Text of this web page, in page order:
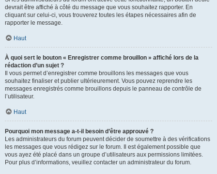
devrait être affiché à côté du message que vous souhaitez rapporter. En
cliquant sur celui-ci, vous trouverez toutes les étapes nécessaires afin de
rapporter le message.
Haut
À quoi sert le bouton « Enregistrer comme brouillon » affiché lors de la
rédaction d’un sujet ?
Il vous permet d’enregistrer comme brouillons les messages que vous
souhaitez finaliser et publier ultérieurement. Vous pouvez reprendre les
messages enregistrés comme brouillons depuis le panneau de contrôle de
l’utilisateur.
Haut
Pourquoi mon message a-t-il besoin d’être approuvé ?
Les administrateurs du forum peuvent décider de soumettre à des vérifications
les messages que vous rédigez sur le forum. Il est également possible que
vous ayez été placé dans un groupe d’utilisateurs aux permissions limitées.
Pour plus d’informations, veuillez contacter un administrateur du forum.